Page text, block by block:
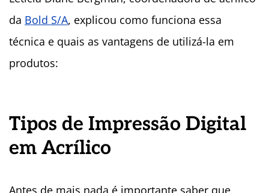
da Bold S/A, explicou como funciona essa
técnica e quais as vantagens de utilizá-la em
produtos:
Tipos de Impressão Digital
em Acrílico